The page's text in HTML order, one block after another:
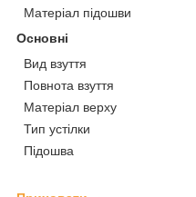
Матеріал підошви
Основні
Вид взуття
Повнота взуття
Матеріал верху
Тип устілки
Підошва